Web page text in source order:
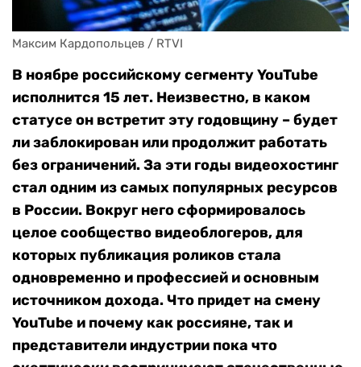
Максим Кардопольцев / RTVI
В ноябре российскому сегменту YouTube
исполнится 15 лет. Неизвестно, в каком
статусе он встретит эту годовщину – будет
ли заблокирован или продолжит работать
без ограничений. За эти годы видеохостинг
стал одним из самых популярных ресурсов
в России. Вокруг него сформировалось
целое сообщество видеоблогеров, для
которых публикация роликов стала
одновременно и профессией и основным
источником дохода. Что придет на смену
YouTube и почему как россияне, так и
представители индустрии пока что